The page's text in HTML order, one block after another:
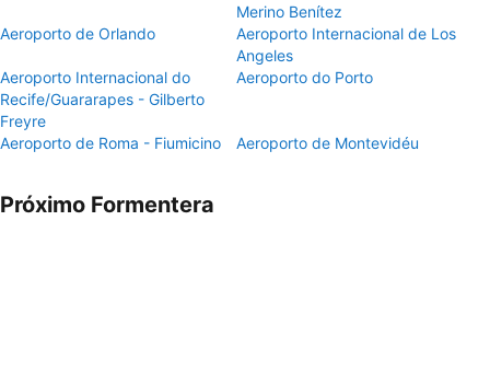
Merino Benítez
Aeroporto de Orlando
Aeroporto Internacional de Los
Angeles
Aeroporto Internacional do
Recife/Guararapes - Gilberto
Freyre
Aeroporto do Porto
Aeroporto de Roma - Fiumicino Aeroporto de Montevidéu
Próximo Formentera